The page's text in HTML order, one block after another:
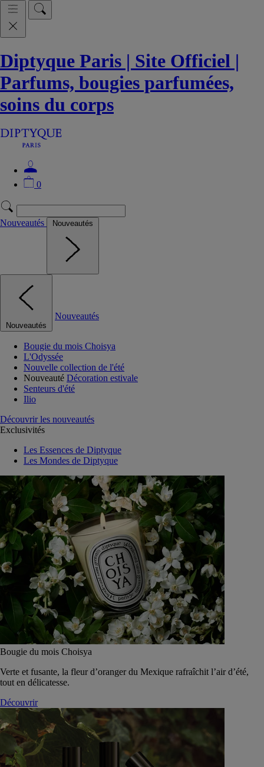
Diptyque Paris | Site Officiel |
Parfums, bougies parfumées,
soins du corps
0
Nouveautés Nouveautés
Nouveautés
Nouveautés
Bougie du mois Choisya
L'Odyssée
Nouvelle collection de l'été
Nouveauté Décoration estivale
Senteurs d'été
Ilio
Découvrir les nouveautés
Exclusivités
Les Essences de Diptyque
Les Mondes de Diptyque
Bougie du mois Choisya
Verte et fusante, la fleur d’oranger du Mexique rafraîchit l’air d’été,
tout en délicatesse.
Découvrir